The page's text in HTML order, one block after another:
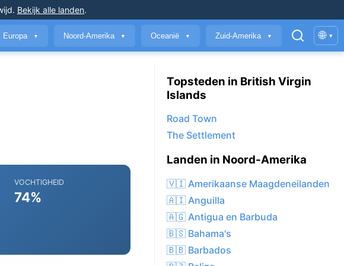
. Bekijk alle landen.
Europa ▼ Noord-Amerika ▼ Oceanië ▼ Zuid-Amerika ▼ 🌐 ▾
VOCHTIGHEID
74%
Topsteden in British Virgin
Islands
Road Town
The Settlement
Landen in Noord-Amerika
🇻🇮 Amerikaanse Maagdeneilanden
🇦🇮 Anguilla
🇦🇬 Antigua en Barbuda
🇧🇸 Bahama's
🇧🇧 Barbados